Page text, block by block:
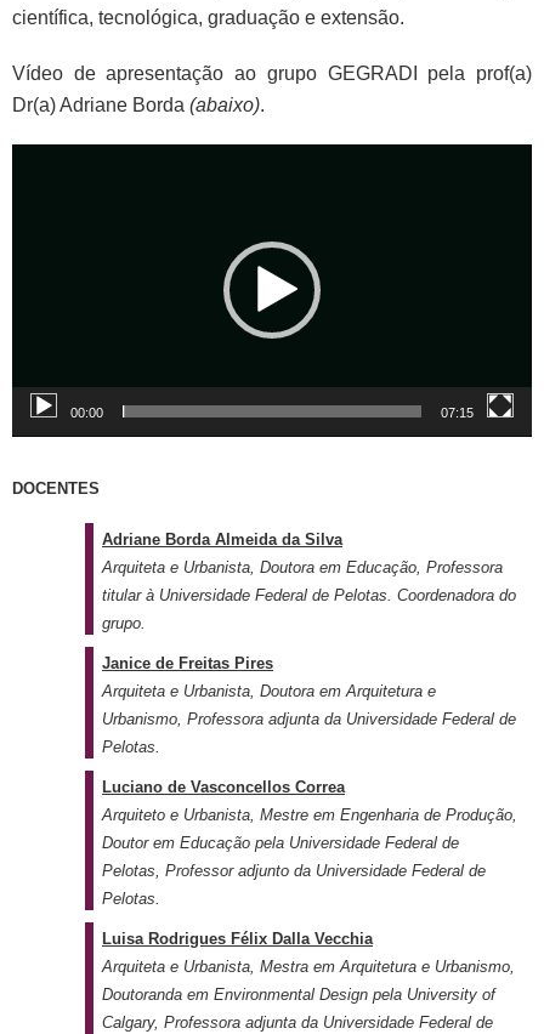
científica, tecnológica, graduação e extensão.
Vídeo de apresentação ao grupo GEGRADI pela prof(a)
Dr(a) Adriane Borda (abaixo).
v
e
o
00:00 07:15
DOCENTES
Adriane Borda Almeida da Silva
Arquiteta e Urbanista, Doutora em Educação, Professora
titular à Universidade Federal de Pelotas. Coordenadora do
grupo.
Janice de Freitas Pires
Arquiteta e Urbanista, Doutora em Arquitetura e
Urbanismo, Professora adjunta da Universidade Federal de
Pelotas.
Luciano de Vasconcellos Correa
Arquiteto e Urbanista, Mestre em Engenharia de Produção,
Doutor em Educação pela Universidade Federal de
Pelotas, Professor adjunto da Universidade Federal de
Pelotas.
Luisa Rodrigues Félix Dalla Vecchia
Arquiteta e Urbanista, Mestra em Arquitetura e Urbanismo,
Doutoranda em Environmental Design pela University of
Calgary, Professora adjunta da Universidade Federal de